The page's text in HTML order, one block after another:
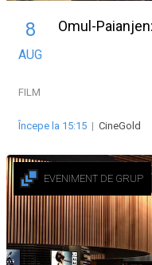
8
AUG
Omul-
FILM
Începe la 15:15 | CineGold
EVENIMENT DE GRUP